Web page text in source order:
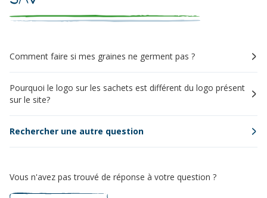
Comment faire si mes graines ne germent pas ?
Pourquoi le logo sur les sachets est différent du logo présent
sur le site?
Rechercher une autre question
Vous n'avez pas trouvé de réponse à votre question ?